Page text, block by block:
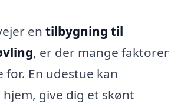
en tilbygning til
, er der mange faktorer
for. En udestue kan
give dig et skønt